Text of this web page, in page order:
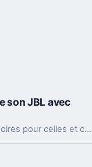
son JBL avec
Les barres de son sont de parfaits accessoires pour celles et ceux qui n'ont pas nécessairement la place dans leur salon ou leur chambre pour installer un home cinema complet. Et celles-ci sont aujourd'hui très performantes.